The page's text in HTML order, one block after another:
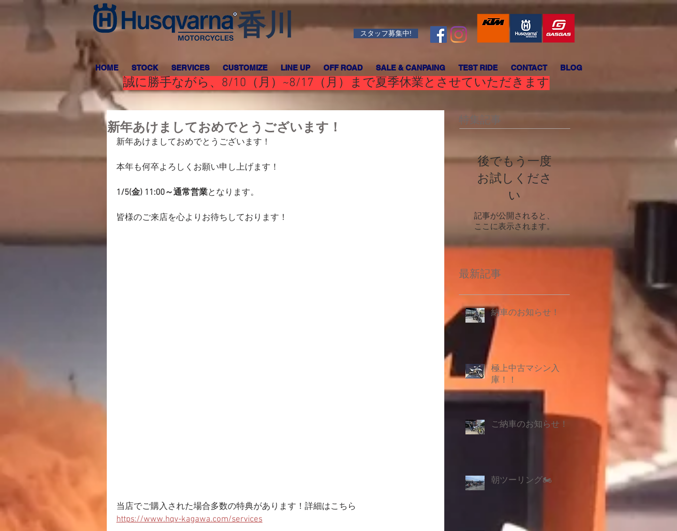
香川 スタッフ募集中!
HOME STOCK SERVICES CUSTOMIZE LINE UP OFF ROAD SALE & CANPAING TEST RIDE CONTACT BLOG
誠に勝手ながら、8/10（月）~8/17（月）まで夏季休業とさせていただきます
新年あけましておめでとうございます！
新年あけましておめでとうございます！
本年も何卒よろしくお願い申し上げます！
1/5(金) 11:00～通常営業となります。
皆様のご来店を心よりお待ちしております！
当店でご購入された場合多数の特典があります！詳細はこちら
https://www.hqv-kagawa.com/services
特集記事
後でもう一度
お試しくださ
い
記事が公開されると、
ここに表示されます。
最新記事
納車のお知らせ！
極上中古マシン入
庫！！
ご納車のお知らせ！
朝ツーリング🏍